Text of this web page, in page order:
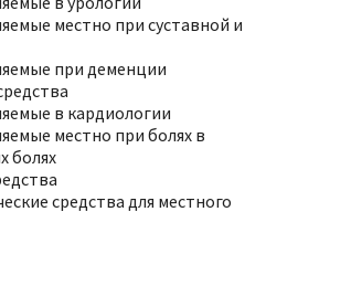
местно при суставной и
при деменции
в кардиологии
местно при болях в
болях
средства для местного